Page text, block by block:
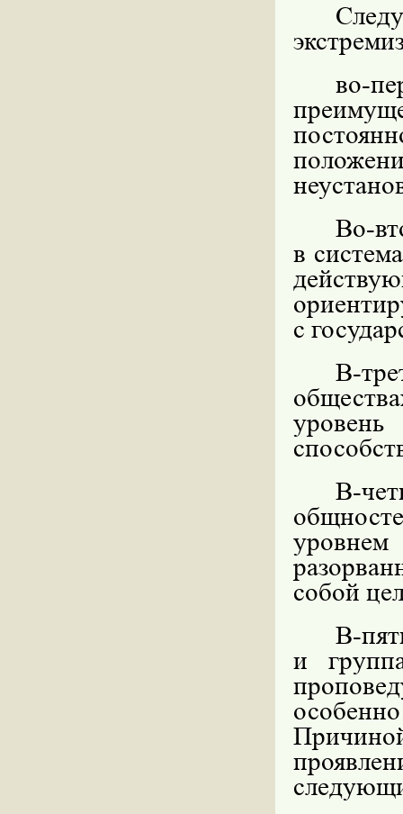
во-
Во-
в
с
В-
В-
собой
В-
и